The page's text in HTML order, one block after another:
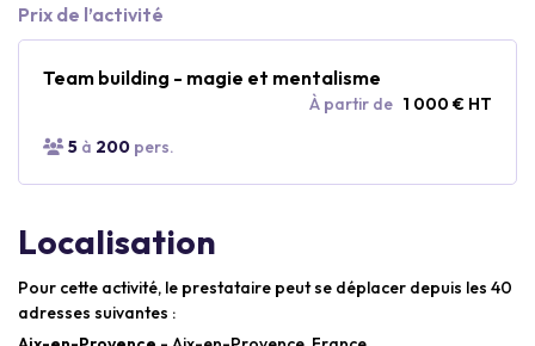
Prix de l’activité
Team building - magie et mentalisme
À partir de 1 000 € HT
5 à 200 pers.
Localisation
Pour cette activité, le prestataire peut se déplacer depuis les 40
adresses suivantes :